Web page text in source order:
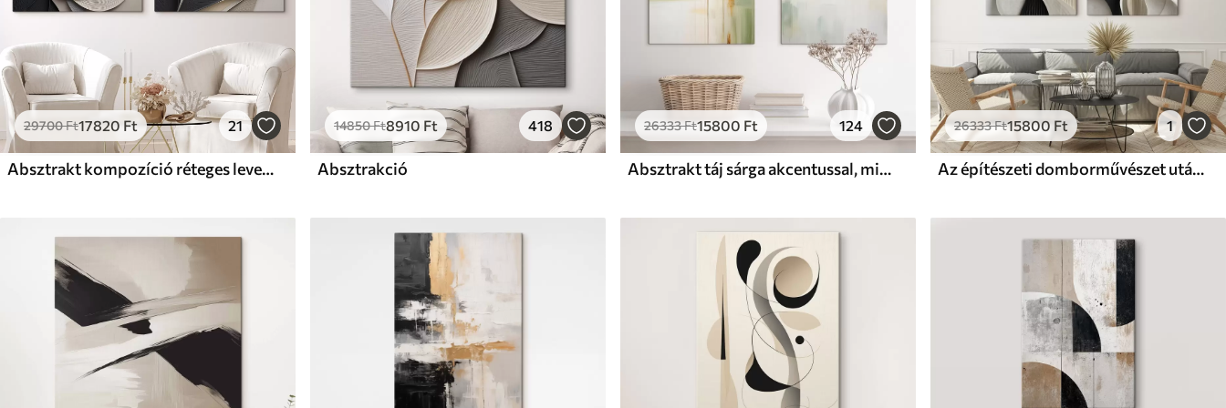
29700Ft17820 Ft 21
Absztrakt kompozíció réteges levelekből, ívelt formákból feketében, fehérben és bézsben, texturált művészet
14850Ft8910 Ft 418
Absztrakció
26333Ft15800 Ft 124
Absztrakt táj sárga akcentussal, minimalista kompozíció földből, vízből és égből, tompított színekkel
26333Ft15800 Ft 1
Az építészeti domborművészet utánzata; organikus, absztrakt geometria.